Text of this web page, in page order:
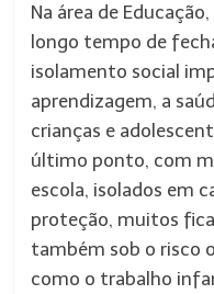
Na área de
longo tempo de
isolamento social
aprendizagem, a
crianças e
último ponto, com
escola, isolados em
proteção, muitos
também sob o risco
como o trabalho